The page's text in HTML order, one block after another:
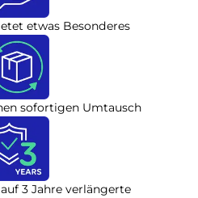
etwas Besonderes
sofortigen Umtausch
3 Jahre verlängerte